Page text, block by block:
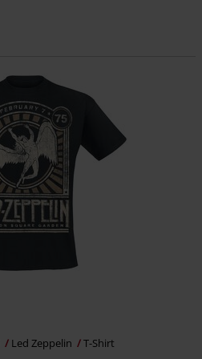
Led Zeppelin T-Shirt